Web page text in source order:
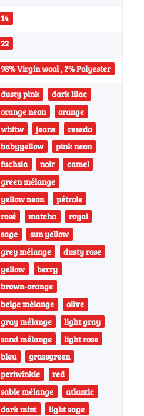
14
22
98% Virgin wool , 2% Polyester
dusty pink
dark lilac
orange neon
orange
whitw
jeans
reseda
babyyellow
pink neon
fuchsia
noir
camel
green mélange
yellow neon
pétrole
rosé
matcha
royal
sage
sun yellow
grey mélange
dusty rose
yellow
berry
brown-orange
beige mélange
olive
gray mélange
light gray
sand mélange
light rose
bleu
grassgreen
periwinkle
red
sable mélange
atlantic
dark mint
light sage